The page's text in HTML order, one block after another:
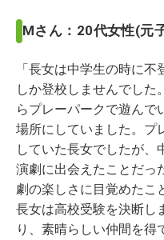
Mさん：20代女性(元
「長女は中学生の時に
しか登校しませんでした
らプレーパークで遊んで
場所にしていました。プ
していた長女でしたが、
演劇に出会えたことだっ
劇の楽しさに目覚めたこ
長女は高校受験を決断し
り、素晴らしい仲間を得